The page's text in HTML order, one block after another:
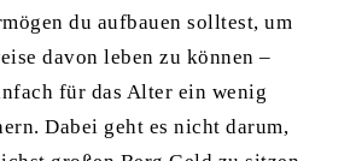
du aufbauen solltest, um
davon leben zu können –
für das Alter ein wenig
Dabei geht es nicht darum,